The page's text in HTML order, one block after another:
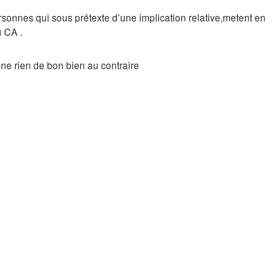
qui sous prétexte d’une implication relative,metent en
CA .
rien de bon bien au contraire